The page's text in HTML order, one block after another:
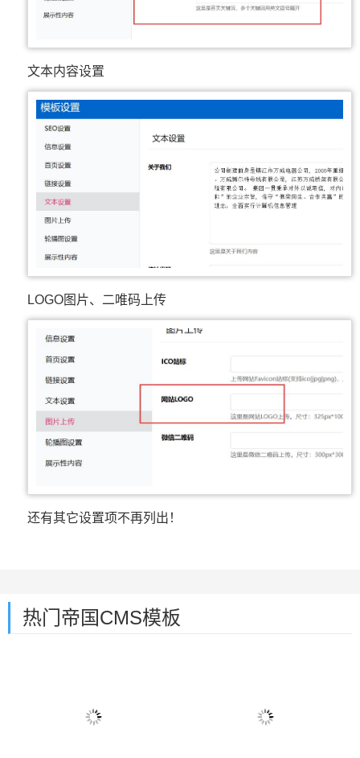
文本内容设置
LOGO图片、二唯码上传
还有其它设置项不再列出！
热门帝国CMS模板